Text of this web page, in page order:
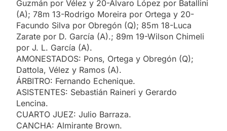
Guzmán por Vélez y 20-Álvaro López por Batallini
(A); 78m 13-Rodrigo Moreira por Ortega y 20-
Facundo Silva por Obregón (Q); 85m 18-Luca
Zarate por D. García (A).; 89m 19-Wilson Chimeli
por J. L. García (A).
AMONESTADOS: Pons, Ortega y Obregón (Q);
Dattola, Vélez y Ramos (A).
ÁRBITRO: Fernando Echenique.
ASISTENTES: Sebastián Raineri y Gerardo
Lencina.
CUARTO JUEZ: Julio Barraza.
CANCHA: Almirante Brown.